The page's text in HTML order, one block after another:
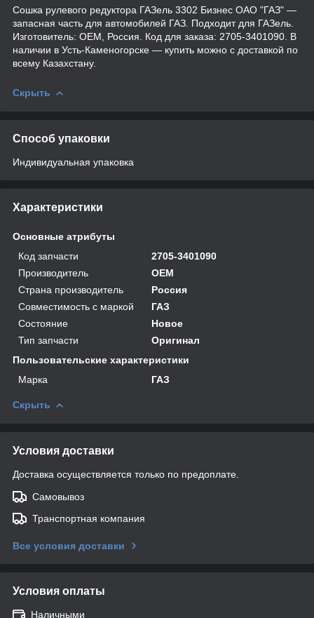
Сошка рулевого редуктора ГАЗель 3302 Бизнес ОАО "ГАЗ" —
запасная часть для автомобилей ГАЗ. Подходит для ГАЗель.
Изготовитель: OEM, Россия. Код для заказа: 2705-3401090. В
наличии в Усть-Каменогорске — купить можно с доставкой по
всему Казахстану.
Скрыть
Способ упаковки
Индивидуальная упаковка
Характеристики
Основные атрибуты
Код запчасти
2705-3401090
Производитель
OEM
Страна производитель
Россия
Совместимость с маркой
ГАЗ
Состояние
Новое
Тип запчасти
Оригинал
Пользовательские характеристики
Марка
ГАЗ
Скрыть
Условия доставки
Доставка осуществляется только по предоплате.
Самовывоз
Транспортная компания
Все условия доставки
Условия оплаты
Наличными